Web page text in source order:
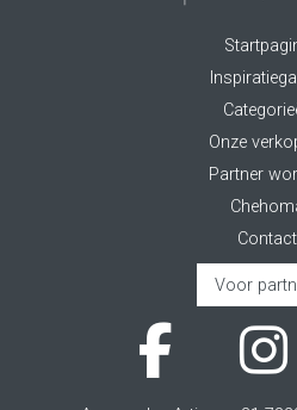
Onze
Partner
Contact
Voor